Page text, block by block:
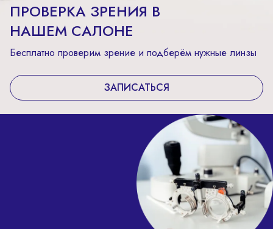
ПРОВЕРКА ЗРЕНИЯ В
НАШЕМ САЛОНЕ
Бесплатно проверим зрение и подберём нужные линзы
ЗАПИСАТЬСЯ